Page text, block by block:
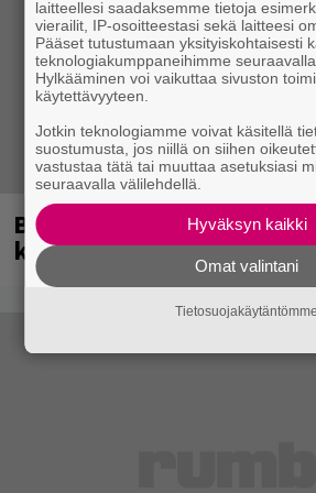
Blind Channel palasi
kuulostaa uusi musiikki
laitteellesi saadaksemme tietoja
vierailit, IP-osoitteestasi sekä laitteesi
Pääset tutustumaan yksityiskohtaisesti
teknologiakumppaneihimme seuraavalla
Hylkääminen voi vaikuttaa sivuston
käytettävyyteen.
Jotkin teknologiamme voivat käsitellä
suostumusta, jos niillä on siihen
vastustaa tätä tai muuttaa asetuksiasi
seuraavalla välilehdellä.
Hyväksyn kaikki
Omat valintani
Tietosuojakäytäntömme